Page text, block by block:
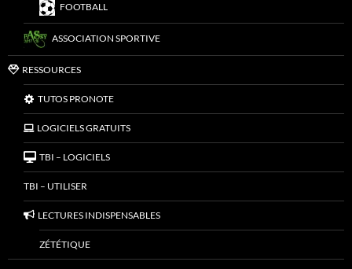
FOOTBALL
ASSOCIATION SPORTIVE
RESSOURCES
TUTOS PRONOTE
LOGICIELS GRATUITS
TBI – LOGICIELS
TBI – UTILISER
LECTURES INDISPENSABLES
ZÉTÉTIQUE